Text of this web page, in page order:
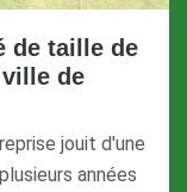
de taille de
de
jouit d'une
années